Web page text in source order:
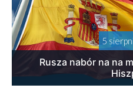
5
Rusza nabór na na